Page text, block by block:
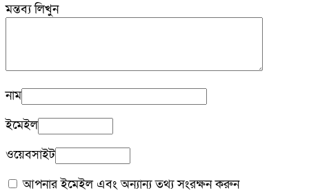
মন্তব্য লিখুন
নাম
ইমেইল
ওয়েবসাইট
আপনার ইমেইল এবং অন্যান্য তথ্য সংরক্ষন করুন